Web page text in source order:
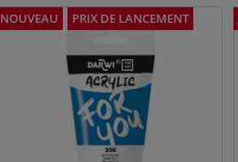
NOUVEAU PRIX DE LANCEMENT